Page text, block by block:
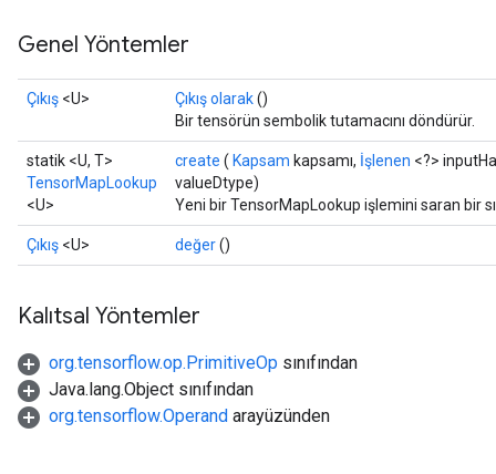
Genel Yöntemler
Çıkış <U> Çıkış olarak()
Bir tensörün sembolik tutamacını döndürür.
statik <U, T>
TensorMapLookup
<U>
create ( Kapsam kapsamı, İşlenen <?>
valueDtype)
Yeni bir TensorMapLookup işlemini saran bir
Çıkış <U> değer()
Kalıtsal Yöntemler
org.tensorflow.op.PrimitiveOp sınıfından
Java.lang.Object sınıfından
org.tensorflow.Operand arayüzünden